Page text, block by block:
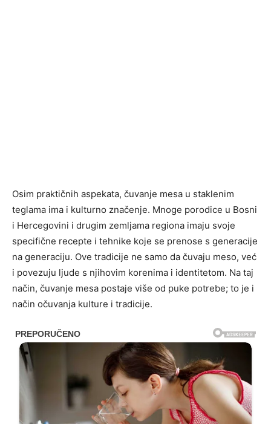
Osim praktičnih aspekata, čuvanje mesa u staklenim
teglama ima i kulturno značenje. Mnoge porodice u Bosni
i Hercegovini i drugim zemljama regiona imaju svoje
specifične recepte i tehnike koje se prenose s generacije
na generaciju. Ove tradicije ne samo da čuvaju meso, već
i povezuju ljude s njihovim korenima i identitetom. Na taj
način, čuvanje mesa postaje više od puke potrebe; to je i
način očuvanja kulture i tradicije.